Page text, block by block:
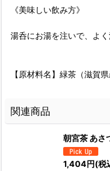
《美味しい飲み方》
湯呑にお湯を注いで、よ
【原材料名】緑茶（滋賀県
関連商品
朝宮茶 あ
1,404円(税